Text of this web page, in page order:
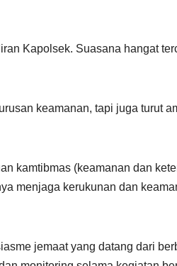
Kapolsek. Suasana hangat
keamanan, tapi juga turut
kamtibmas (keamanan dan
menjaga kerukunan dan
jemaat yang datang dari